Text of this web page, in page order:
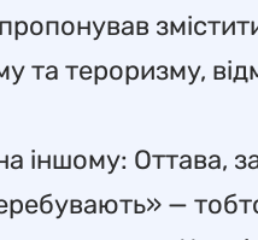
та тероризму,
іншому: Оттава,
—